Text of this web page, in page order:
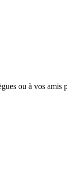
ou à vos amis